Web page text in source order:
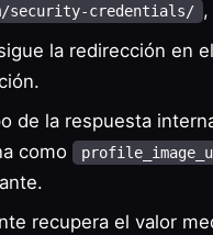
security-credentials/ ,
la redirección en
de la respuesta
como
recupera el valor